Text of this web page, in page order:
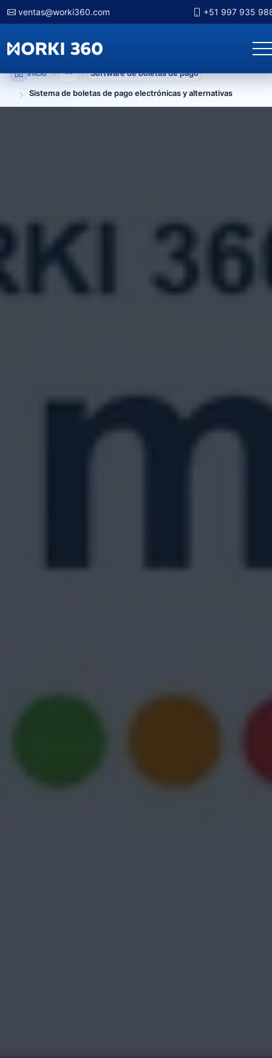
ventas@worki360.com +51 997 935
Inicio Mostrar niveles anteriores
Software de boletas de pago
Sistema de boletas de pago electrónicas y alternativas